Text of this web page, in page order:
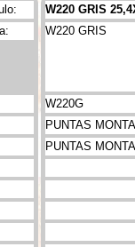
W220 GRIS
W220G
PUNTAS
PUNTAS
W220 GRIS